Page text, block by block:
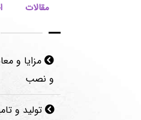
مقالات
مزایا و
و نصب
تولید و